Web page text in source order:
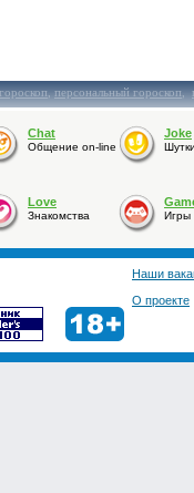
гороскоп,персональный гороскоп,
Chat
Общение on-line
Joke
Love
Знакомства Игры
Наши
О проекте